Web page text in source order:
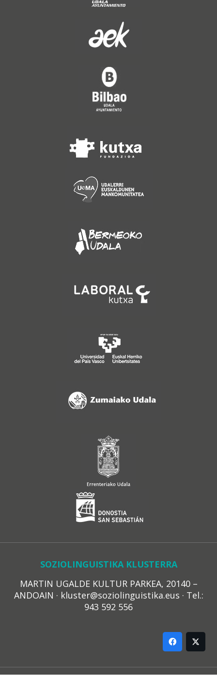
SOZIOLINGUISTIKA KLUSTERRA
MARTIN UGALDE KULTUR PARKEA, 20140 –
ANDOAIN · kluster@soziolinguistika.eus · Tel.:
943 592 556